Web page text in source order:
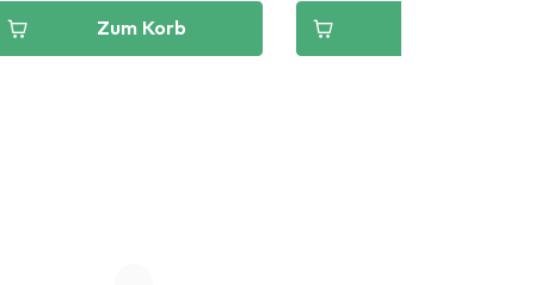
Zum Korb